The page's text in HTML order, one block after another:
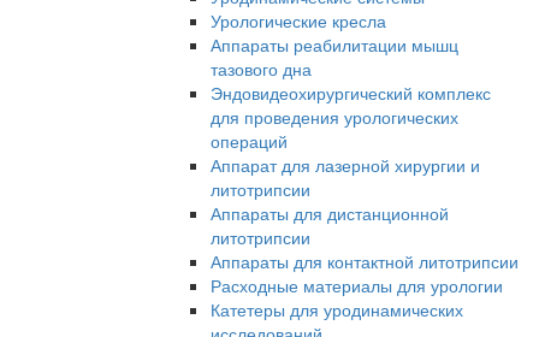
Урологические кресла
Аппараты реабилитации мышц
тазового дна
Эндовидеохирургический комплекс
для проведения урологических
операций
Аппарат для лазерной хирургии и
литотрипсии
Аппараты для дистанционной
литотрипсии
Аппараты для контактной литотрипсии
Расходные материалы для урологии
Катетеры для уродинамических